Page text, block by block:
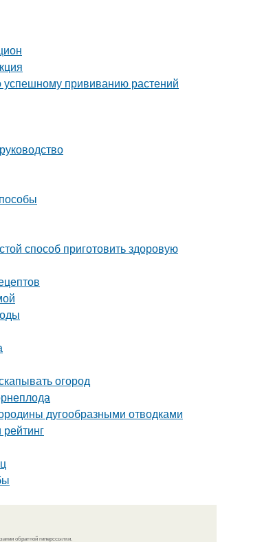
успешному прививанию растений
способ приготовить здоровую
огород
дугообразными отводками
обратной гиперссылки.